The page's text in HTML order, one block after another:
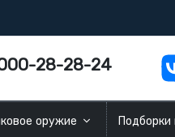
28-28-24
оружие Подборки